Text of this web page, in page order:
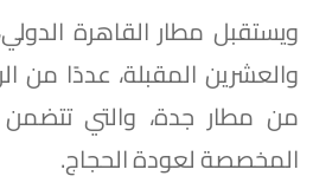
ويستقبل مطار القاهرة
والعشرين المقبلة، عددًا من
من مطار جدة، والتي
المخصصة لعودة الحجاج.